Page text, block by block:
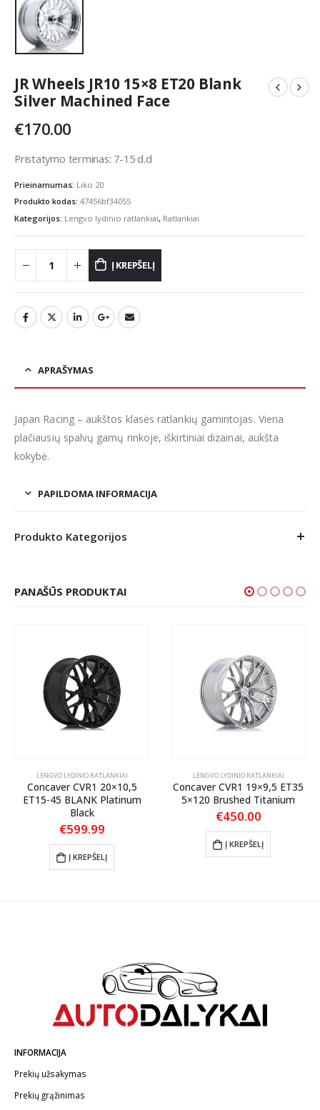
JR Wheels JR10 15×8 ET20 Blank
Silver Machined Face
€170.00
Pristatymo terminas: 7-15 d.d
Prieinamumas: Liko 20
Produkto kodas: 47456bf34055
Kategorijos: Lengvo lydinio ratlankiai, Ratlankiai
Į KREPŠELĮ
APRAŠYMAS
Japan Racing – aukštos klasės ratlankių gamintojas. Viena
plačiausių spalvų gamų rinkoje, iškirtiniai dizainai, aukšta
kokybė.
PAPILDOMA INFORMACIJA
Produkto Kategorijos
PANAŠŪS PRODUKTAI
LENGVO LYDINIO RATLANKIAI
Concaver CVR1 20×10,5
ET15-45 BLANK Platinum
Black
€599.99
Į KREPŠELĮ
LENGVO LYDINIO RATLANKIAI
Concaver CVR1 19×9,5 ET35
5×120 Brushed Titanium
€450.00
Į KREPŠELĮ
INFORMACIJA
Prekių užsakymas
Prekių grąžinimas